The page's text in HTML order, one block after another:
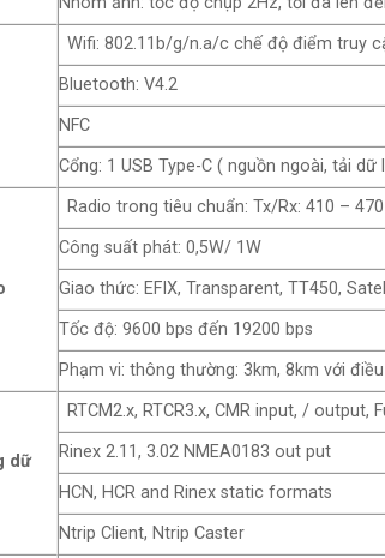
Wifi: 802.11b/g/n.a/c chế độ điểm truy
Bluetooth: V4.2
NFC
Cổng: 1 USB Type-C ( nguồn ngoài, tải
Radio trong tiêu chuẩn: Tx/Rx: 410 –
Công suất phát: 0,5W/ 1W
Giao thức: EFIX, Transparent, TT450, Satel
Tốc độ: 9600 bps đến 19200 bps
Phạm vi: thông thường: 3km, 8km với
dữ
RTCM2.x, RTCR3.x, CMR input, / output,
Rinex 2.11, 3.02 NMEA0183 out put
HCN, HCR and Rinex static formats
Ntrip Client, Ntrip Caster